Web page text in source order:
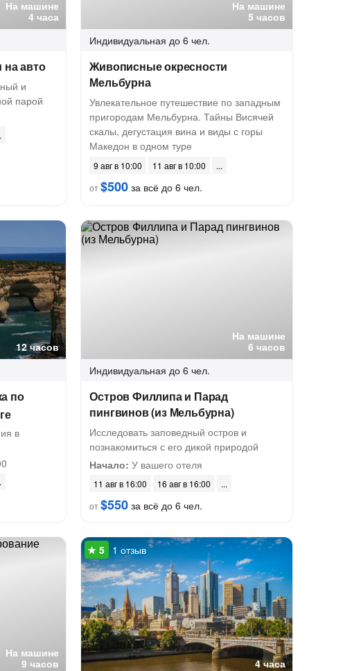
На машине
4 часа
авто
и
парой
На машине
5 часов
Индивидуальная до 6 чел.
Живописные окресности
Мельбурна
Увлекательное путешествие по западным
пригородам Мельбурна. Тайны Висячей
скалы, дегустация вина и виды с горы
Македон в одном туре
9 авг в 10:00
11 авг в 10:00
от$500 за всё до 6 чел.
12 часов
по
в
На машине
6 часов
Индивидуальная до 6 чел.
Остров Филлипа и Парад
пингвинов (из Мельбурна)
Исследовать заповедный остров и
познакомиться с его дикой природой
Начало: У вашего отеля
11 авг в 16:00
16 авг в 16:00
от$550 за всё до 6 чел.
На машине
9 часов
4 часа
1 отзыв